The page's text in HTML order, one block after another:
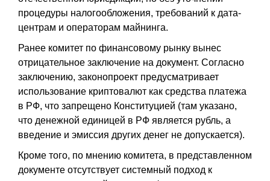
процедуры налогообложения, требований к дата-
центрам и операторам майнинга.
Ранее комитет по финансовому рынку вынес
отрицательное заключение на документ. Согласно
заключению, законопроект предусматривает
использование криптовалют как средства платежа
в РФ, что запрещено Конституцией (там указано,
что денежной единицей в РФ является рубль, а
введение и эмиссия других денег не допускается).
Кроме того, по мнению комитета, в представленном
документе отсутствует системный подход к